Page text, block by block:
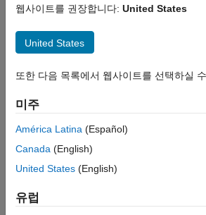
Raspberry Pi Blockset
Enable Passwordless Sudo on Raspberry
Pi Hardware
To run Simulink®models on Raspberry Pi
run Simulink models on Raspberry Pi
Log in to the Raspberry Pi
default user name and password of
hardware are
In the command-line interface, type
웹사이트를 권장합니다: United States
United States
또한 다음 목록에서 웹사이트를 선택하실
미주
América Latina (Español)
Canada (English)
United States (English)
유럽